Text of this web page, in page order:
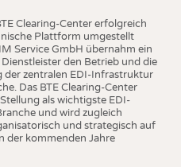
Clearing-Center erfolgreich
Plattform umgestellt
Service GmbH übernahm ein
den Betrieb und die
der zentralen EDI-Infrastruktur
Das BTE Clearing-Center
als wichtigste EDI-
und wird zugleich
und strategisch auf
der kommenden Jahre